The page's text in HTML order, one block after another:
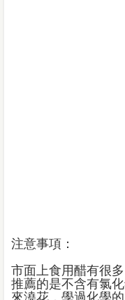
注意事項：
市面上食用醋有很
推薦的是不含有氯
來澆花，學過化學